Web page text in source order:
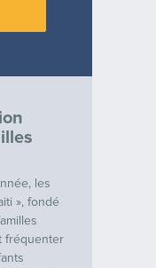
les
», fondé
fréquenter